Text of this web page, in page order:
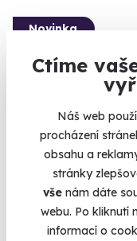
Ctíme
Náš web
procházení
obsahu a
stránky
vše nám dáte
webu. Po kliknutí
informací o
Novinka
Univerzální
Vyberte si jednu z
odpočínku